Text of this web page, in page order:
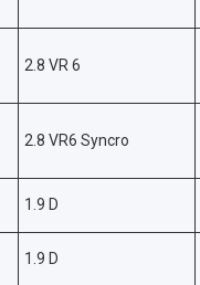
2.8 VR 6
2.8 VR6 Syncro
1.9 D
1.9 D